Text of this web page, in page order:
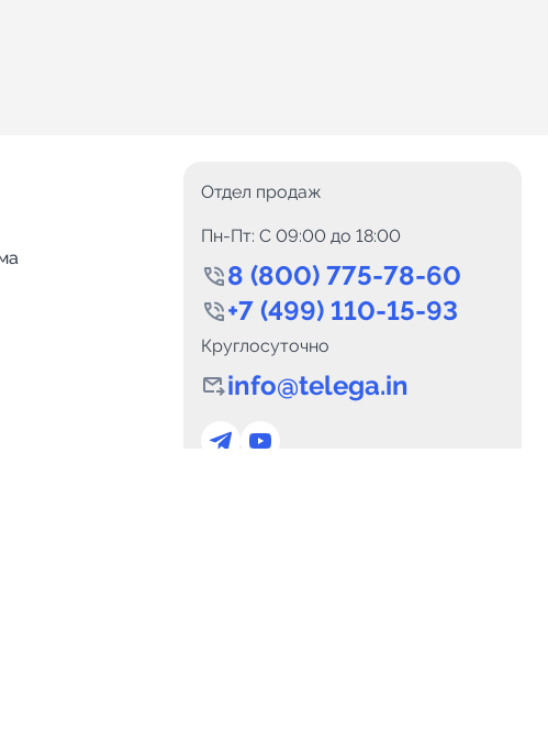
Отдел продаж
Пн-Пт: C 09:00 до 18:00
8 (800) 775-78-60
+7 (499) 110-15-93
Круглосуточно
info@telega.in